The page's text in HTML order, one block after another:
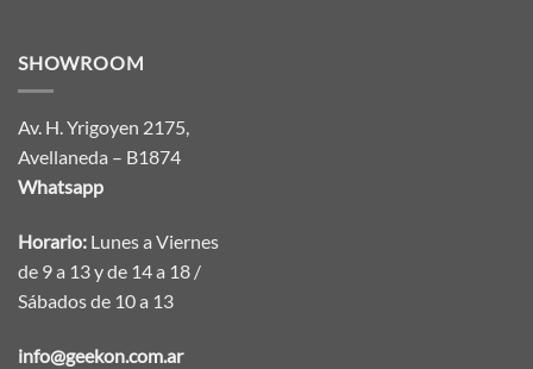
SHOWROOM
Av. H. Yrigoyen 2175,
Avellaneda – B1874
Whatsapp
Horario: Lunes a Viernes
de 9 a 13 y de 14 a 18 /
Sábados de 10 a 13
info@geekon.com.ar